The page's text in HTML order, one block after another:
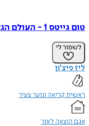
טום גייטס 1 - העולם הגאוני של טום גייטס
לשמור לי
ליז פיצ'ון
ראשית קריאה ונוער צעיר
אגם הוצאה לאור